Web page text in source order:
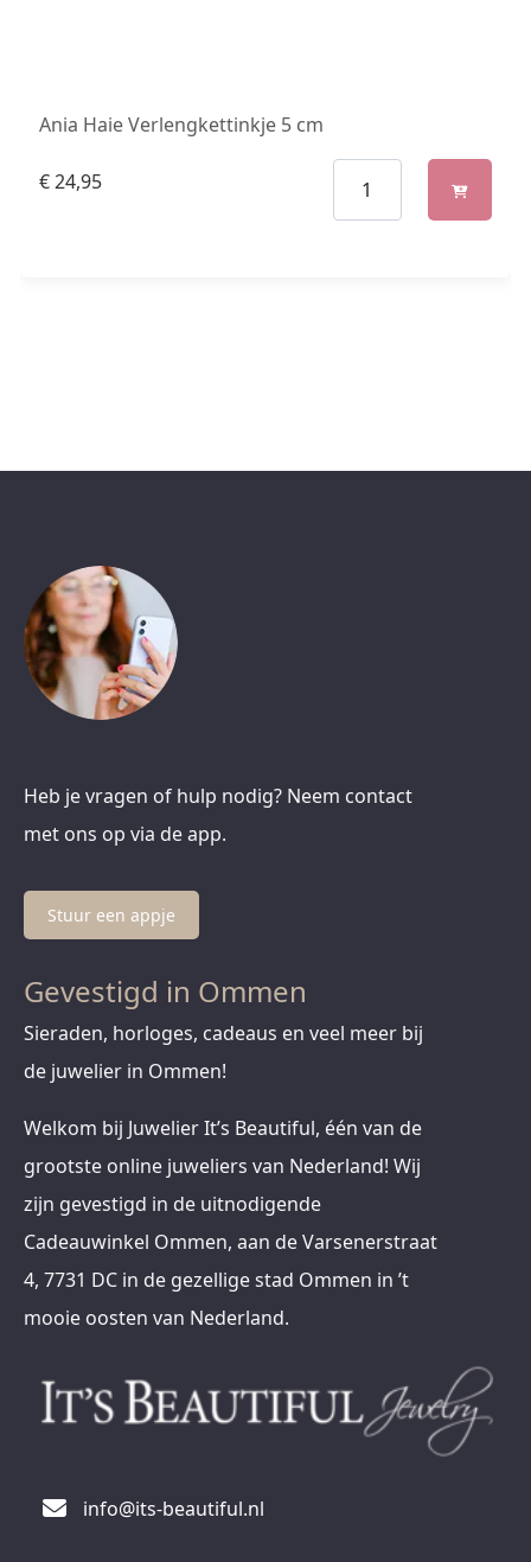
Ania Haie Verlengkettinkje 5 cm
€24,95
Heb je vragen of hulp nodig? Neem contact
met ons op via de app.
Stuur een appje
Gevestigd in Ommen
Sieraden, horloges, cadeaus en veel meer bij
de juwelier in Ommen!
Welkom bij Juwelier It’s Beautiful, één van de
grootste online juweliers van Nederland! Wij
zijn gevestigd in de uitnodigende
Cadeauwinkel Ommen, aan de Varsenerstraat
4, 7731 DC in de gezellige stad Ommen in ’t
mooie oosten van Nederland.
info@its-beautiful.nl